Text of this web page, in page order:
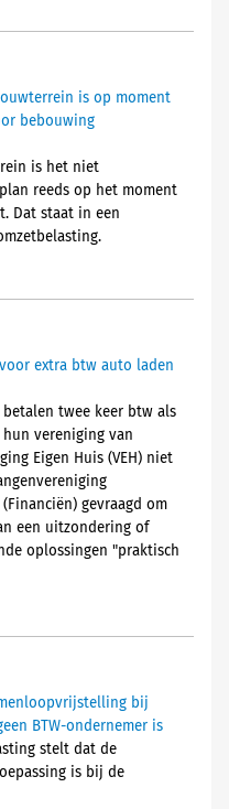
is op moment
bebouwing
is het niet
reeds op het moment
Dat staat in een
extra btw auto laden
twee keer btw als
vereniging van
Eigen Huis (VEH) niet
gevraagd om
een uitzondering of
oplossingen "praktisch
bij
BTW-ondernemer is
stelt dat de
is bij de